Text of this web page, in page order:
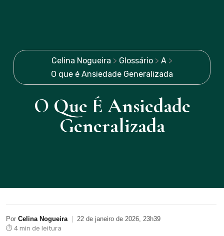
Celina Nogueira > Glossário > A >
O que é Ansiedade Generalizada
O Que É Ansiedade
Generalizada
Por Celina Nogueira
22 de janeiro de 2026, 23h39
⏱ 4 min de leitura